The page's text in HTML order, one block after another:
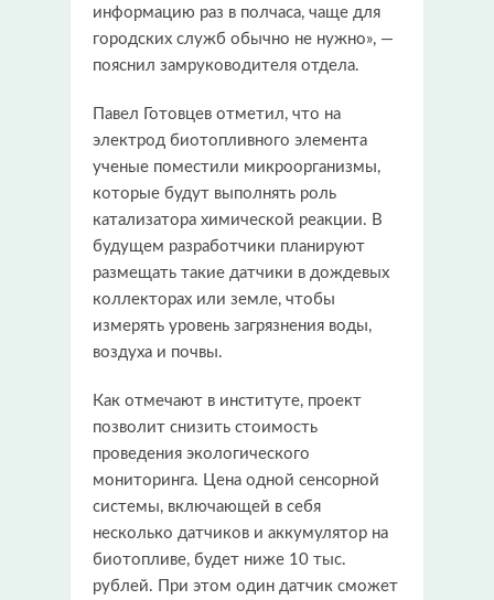
информацию раз в полчаса, чаще для
городских служб обычно не нужно», —
пояснил замруководителя отдела.
Павел Готовцев отметил, что на
электрод биотопливного элемента
ученые поместили микроорганизмы,
которые будут выполнять роль
катализатора химической реакции. В
будущем разработчики планируют
размещать такие датчики в дождевых
коллекторах или земле, чтобы
измерять уровень загрязнения воды,
воздуха и почвы.
Как отмечают в институте, проект
позволит снизить стоимость
проведения экологического
мониторинга. Цена одной сенсорной
системы, включающей в себя
несколько датчиков и аккумулятор на
биотопливе, будет ниже 10 тыс.
рублей. При этом один датчик сможет